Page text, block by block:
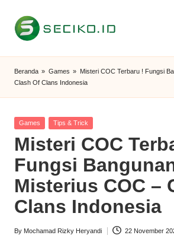
Skip
S
e
c
i
k
o
I
D
Beranda » Games » Misteri COC Terbaru ! Fungsi
Clash Of Clans Indonesia
Posted
Games Tips & Trick
Misteri COC
Fungsi
Misterius COC –
Clans Indonesia
Posted
By Mochamad Rizky Heryandi 22 November